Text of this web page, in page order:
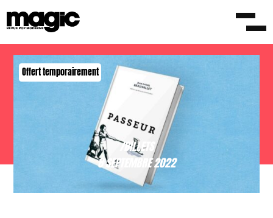
Offert temporairement
/BILLETS
8 SEPTEMBRE 2022